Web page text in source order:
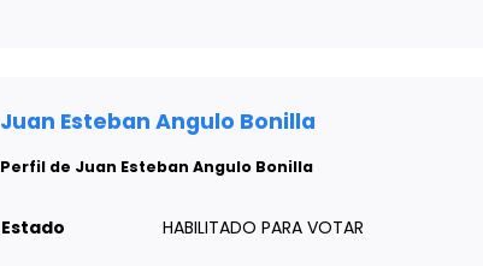
Juan Esteban Angulo Bonilla
Perfil de Juan Esteban Angulo Bonilla
Estado HABILITADO PARA VOTAR